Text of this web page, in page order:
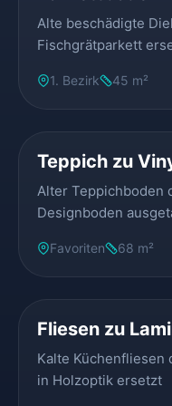
Alte beschädigte
Fischgrätparkett
1. Bezirk 45 m²
Teppich zu
Alter Teppichboden
Designboden
Favoriten 68 m²
Fliesen zu
Kalte Küchenfliesen
in Holzoptik ersetzt